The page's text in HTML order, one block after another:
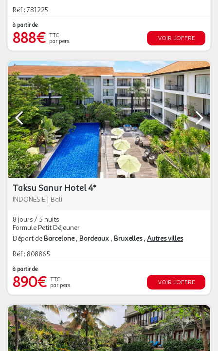
Réf : 781225
à partir de
888€ TTC
par pers.
VOIR L'OFFRE
Taksu Sanur Hotel 4*
INDONÉSIE | Bali
8 jours / 5 nuits
Formule Petit Déjeuner
Départ de Barcelone Bordeaux Bruxelles Autres villes
Réf : 808865
à partir de
890€ TTC
par pers.
VOIR L'OFFRE